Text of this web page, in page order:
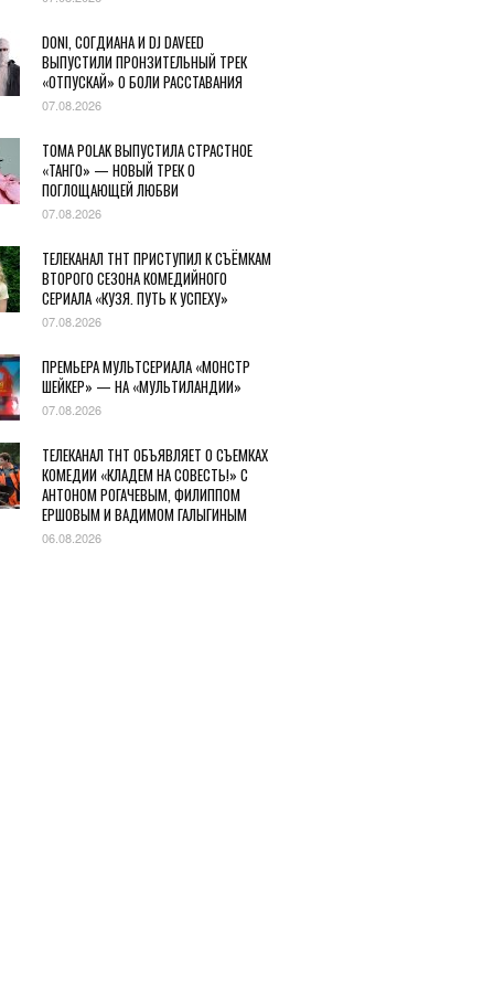
DONI, СОГДИАНА И DJ DAVEED
ВЫПУСТИЛИ ПРОНЗИТЕЛЬНЫЙ ТРЕК
«ОТПУСКАЙ» О БОЛИ РАССТАВАНИЯ
07.08.2026
TOMA POLAK ВЫПУСТИЛА СТРАСТНОЕ
«ТАНГО» — НОВЫЙ ТРЕК О
ПОГЛОЩАЮЩЕЙ ЛЮБВИ
07.08.2026
ТЕЛЕКАНАЛ ТНТ ПРИСТУПИЛ К СЪЁМКАМ
ВТОРОГО СЕЗОНА КОМЕДИЙНОГО
СЕРИАЛА «КУЗЯ. ПУТЬ К УСПЕХУ»
07.08.2026
ПРЕМЬЕРА МУЛЬТСЕРИАЛА «МОНСТР
ШЕЙКЕР» — НА «МУЛЬТИЛАНДИИ»
07.08.2026
ТЕЛЕКАНАЛ ТНТ ОБЪЯВЛЯЕТ О СЪЕМКАХ
КОМЕДИИ «КЛАДЕМ НА СОВЕСТЬ!» С
АНТОНОМ РОГАЧЕВЫМ, ФИЛИППОМ
ЕРШОВЫМ И ВАДИМОМ ГАЛЫГИНЫМ
06.08.2026